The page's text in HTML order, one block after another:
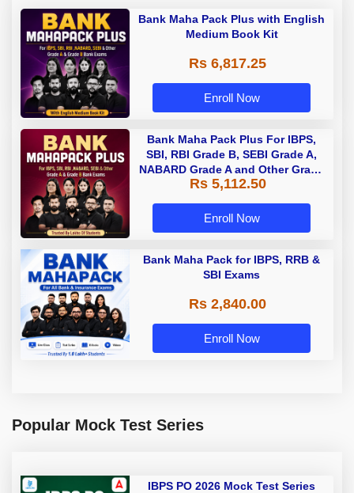
Bank Maha Pack Plus with English
Medium Book Kit
Rs 6,817.25
Enroll Now
Bank Maha Pack Plus For IBPS,
SBI, RBI Grade B, SEBI Grade A,
NABARD Grade A and Other Grade
A & Grade B Bank Exams
Rs 5,112.50
Enroll Now
Bank Maha Pack for IBPS, RRB &
SBI Exams
Rs 2,840.00
Enroll Now
Popular Mock Test Series
IBPS PO 2026 Mock Test Series